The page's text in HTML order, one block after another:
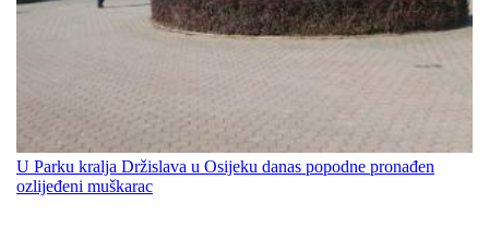
U Parku kralja Držislava u Osijeku danas popodne pronađen
ozlijeđeni muškarac